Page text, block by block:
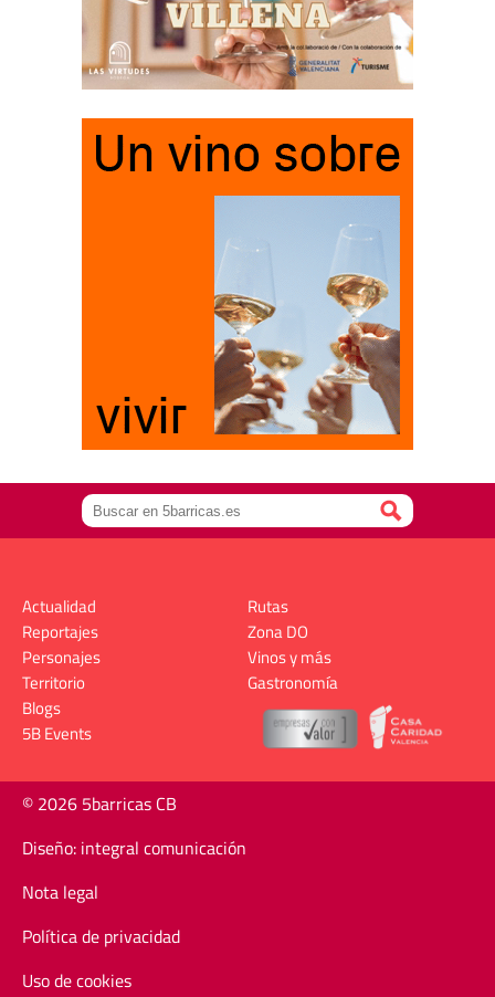
Actualidad
Reportajes
Personajes
Territorio
Rutas
Zona DO
Vinos y más
Gastronomía
Blogs
5B Events
© 2026 5barricas CB
Diseño: integral comunicación
Nota legal
Política de privacidad
Uso de cookies